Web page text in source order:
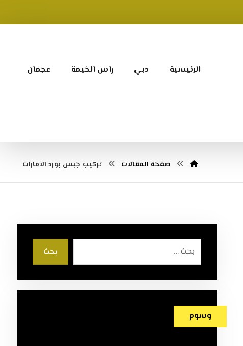
الرئيسية دبي راس الخيمة عجمان
صفحة المقالات تركيب جبس بورد الامارات
بحث
وسوم